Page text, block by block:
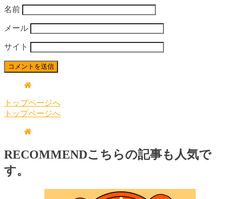
名前
メール
サイト
トップページへ
トップページへ
RECOMMENDこちらの記事も人気で
す。